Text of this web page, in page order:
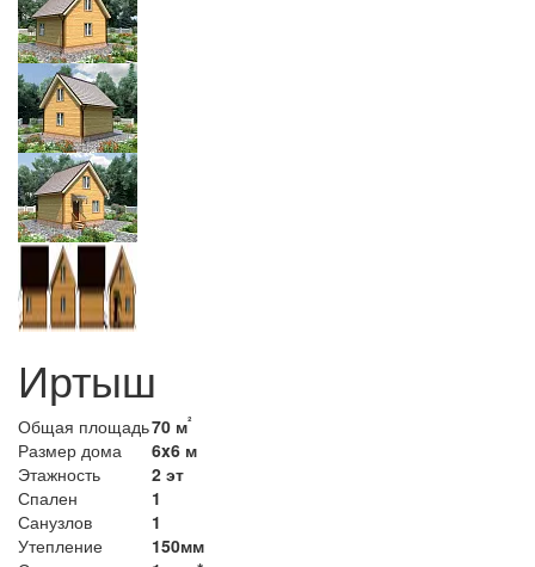
Иртыш
Общая площадь70 м²
Размер дома
6x6 м
Этажность
2 эт
Спален
1
Санузлов
1
Утепление
150мм